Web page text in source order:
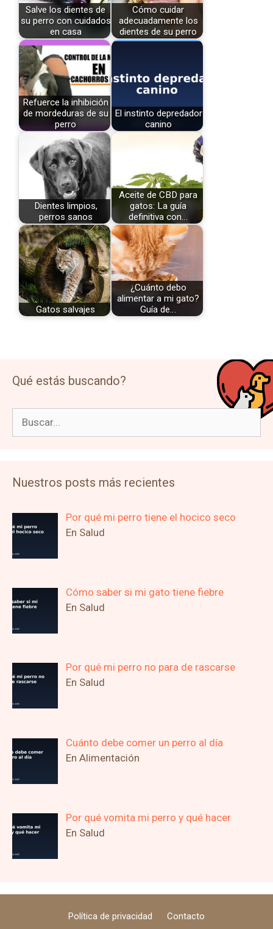
Salve los dientes de
su perro con cuidados
en casa
Cómo cuidar
adecuadamente los
dientes de su perro
Refuerce la inhibición
de mordeduras de su
perro
El instinto depredador
canino
Dientes limpios,
perros sanos
Aceite de CBD para
gatos: La guía
definitiva con…
Gatos salvajes
¿Cuánto debo
alimentar a mi gato?
Guía de…
Qué estás buscando?
Nuestros posts más recientes
Por qué mi perro tiene el hocico seco
En Salud
Cómo saber si mi gato tiene fiebre
En Salud
Por qué mi perro no para de rascarse
En Salud
Cuánto debe comer un perro al día
En Alimentación
Por qué vomita mi perro y qué hacer
En Salud
Política de privacidad Contacto